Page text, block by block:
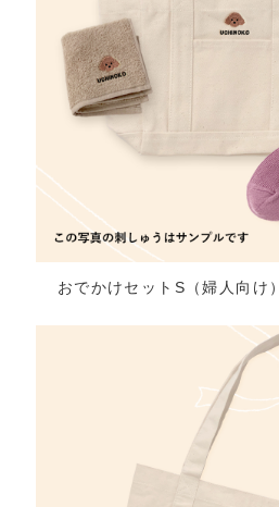
おでかけセットS（婦人向け